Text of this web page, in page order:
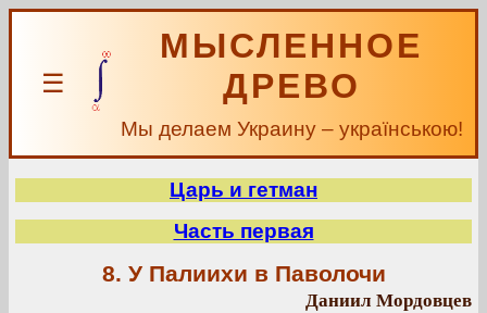
☰
МЫСЛЕННОЕ
ДРЕВО
Мы делаем Украину – українською!
Царь и гетман
Часть первая
8. У Палиихи в Паволочи
Даниил Мордовцев